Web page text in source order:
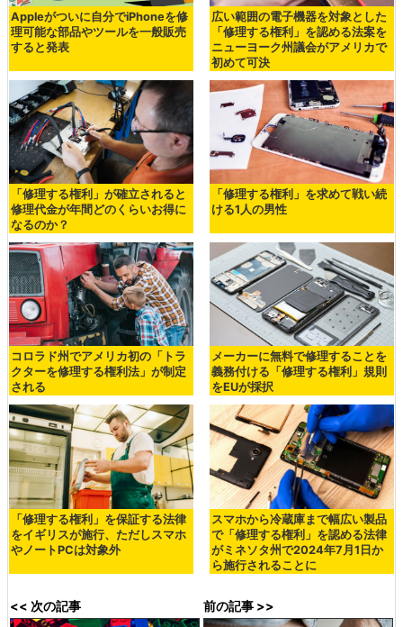
Appleがついに自分でiPhoneを修
理可能な部品やツールを一般販売
すると発表
広い範囲の電子機器を対象とした
「修理する権利」を認める法案を
ニューヨーク州議会がアメリカで
初めて可決
「修理する権利」が確立されると
修理代金が年間どのくらいお得に
なるのか？
「修理する権利」を求めて戦い続
ける1人の男性
コロラド州でアメリカ初の「トラ
クターを修理する権利法」が制定
される
メーカーに無料で修理することを
義務付ける「修理する権利」規則
をEUが採択
「修理する権利」を保証する法律
をイギリスが施行、ただしスマホ
やノートPCは対象外
スマホから冷蔵庫まで幅広い製品
で「修理する権利」を認める法律
がミネソタ州で2024年7月1日か
ら施行されることに
<< 次の記事 前の記事 >>